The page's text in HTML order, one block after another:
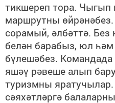
тикшереп тора. Чыгып
маршрутны
сорамый, әлбәттә. Без
белән барабыз, юл
бүлешәбез.
яшәү рәвеше алып
туризмны
сәяхәтләргә